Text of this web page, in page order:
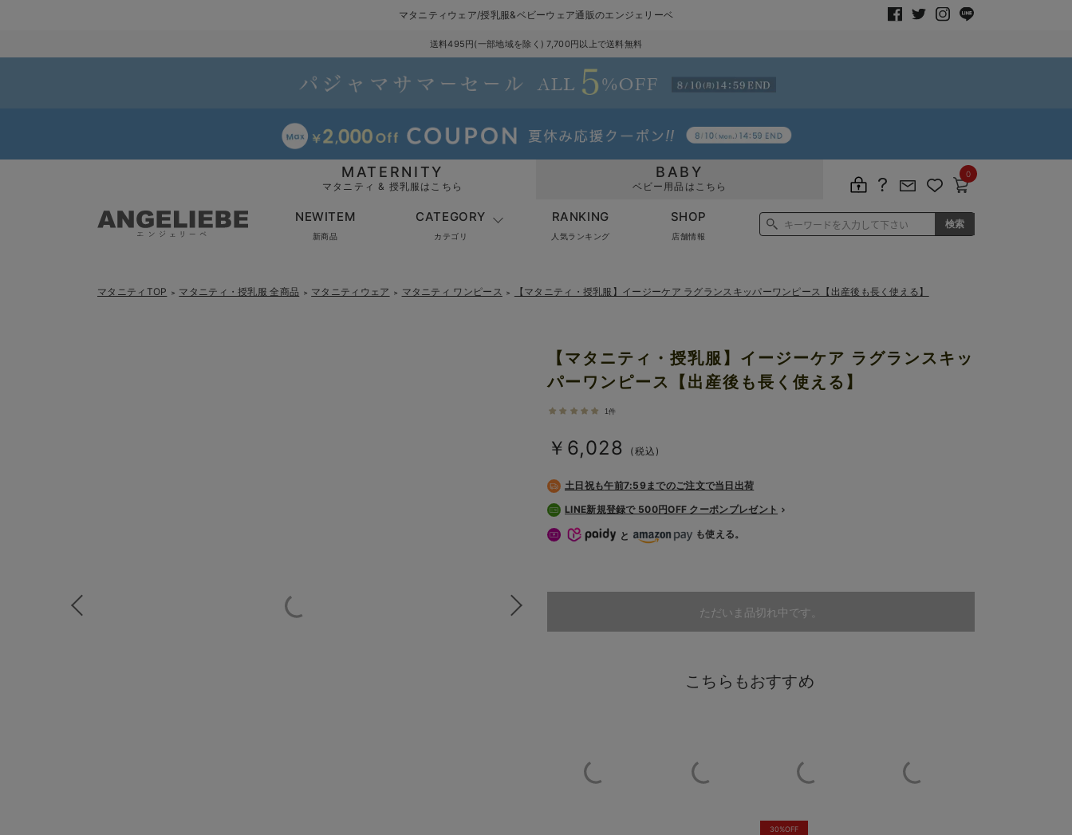
マタニティウェア/授乳服&ベビーウェア通販のエンジェリーベ
送料495円(一部地域を除く) 7,700円以上で送料無料
MATERNITY
マタニティ & 授乳服はこちら
BABY
ベビー用品はこちら
0
NEWITEM
新商品
CATEGORY
カテゴリ
RANKING
人気ランキング
SHOP
店舗情報
マタニティTOP ＞ マタニティ・授乳服 全商品 ＞ マタニティウェア ＞ マタニティ ワンピース ＞ 【マタニティ・授乳服】イージーケア ラグランスキッパーワンピース【出産後も長く使える】
【マタニティ・授乳服】イージーケア ラグランスキッ
パーワンピース【出産後も長く使える】
1件
￥6,028 (税込)
土日祝も午前7:59までのご注文で当日出荷
LINE新規登録で 500円OFF クーポンプレゼント
と も使える。
ただいま品切れ中です。
こちらもおすすめ
30%OFF